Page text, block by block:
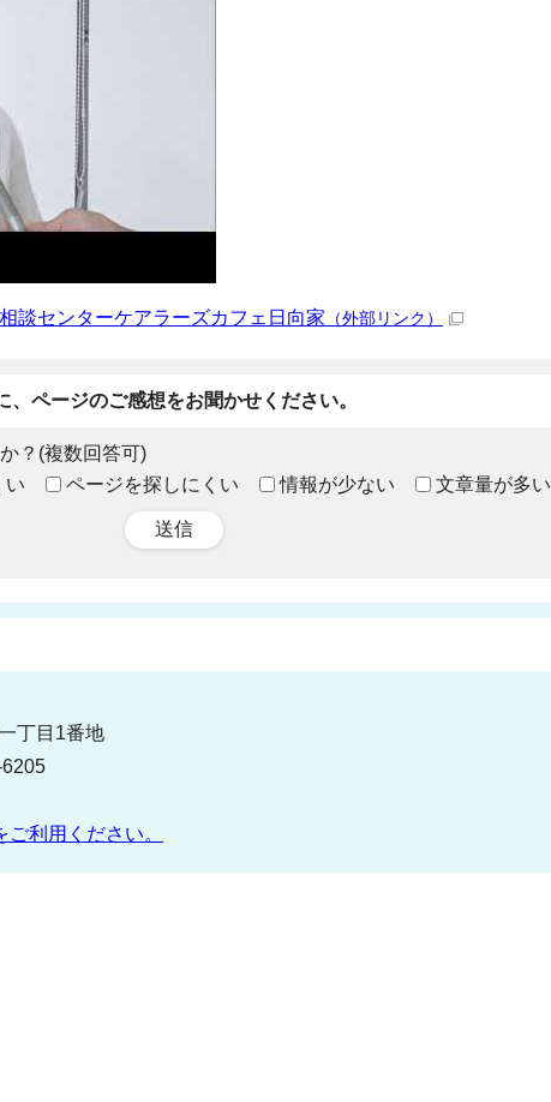
談センターケアラーズカフェ日向家 （外部リンク）
ページのご感想をお聞かせください。
？(複数回答可)
い ページを探しにくい 情報が少ない 文章量が多い
送信
丁目1番地
利用ください。